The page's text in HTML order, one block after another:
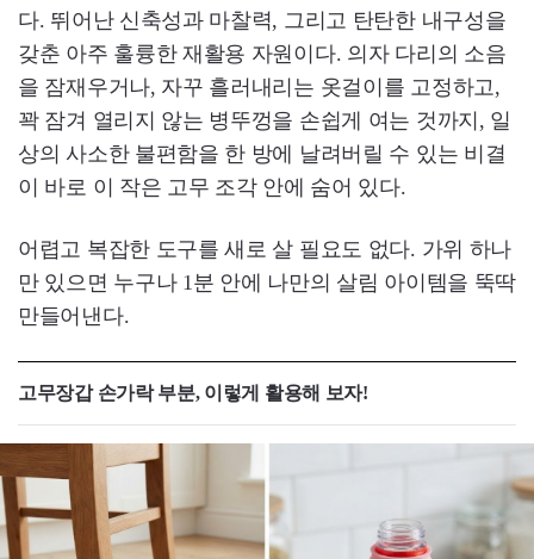
다. 뛰어난 신축성과 마찰력, 그리고 탄탄한 내구성을
갖춘 아주 훌륭한 재활용 자원이다. 의자 다리의 소음
을 잠재우거나, 자꾸 흘러내리는 옷걸이를 고정하고,
꽉 잠겨 열리지 않는 병뚜껑을 손쉽게 여는 것까지, 일
상의 사소한 불편함을 한 방에 날려버릴 수 있는 비결
이 바로 이 작은 고무 조각 안에 숨어 있다.
어렵고 복잡한 도구를 새로 살 필요도 없다. 가위 하나
만 있으면 누구나 1분 안에 나만의 살림 아이템을 뚝딱
만들어낸다.
고무장갑 손가락 부분, 이렇게 활용해 보자!